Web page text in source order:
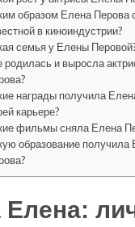
образом Елена Перова
в киноиндустрии?
семья у Елены
родилась и выросла
награды получила
карьере?
фильмы сняла Елена
образование получила
Елена: